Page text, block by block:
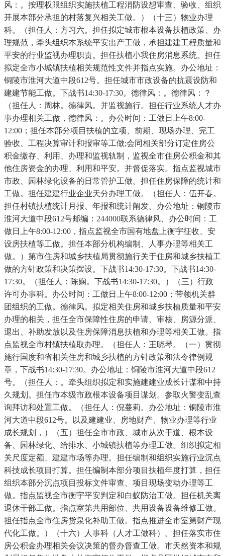
风：。按理权限组织实施扶植工程消防设想审查、验收、组织
开展本部分承担的村落复兴相关工做。）（十三）物业办理
科。（担任人：方习六。担任拟定城市根本设备扶植政策、办
理规范，牵头组织本系统平安出产工做，承担建建工程质量和
平安的行业监视办理职责。担任扶植小我住房消息系统。担任
拟定全市小城镇扶植相关规范性文件并指点实施。办公地址：
铜陵市淮河大道中段612号。担任城市市政设备的抗震设防和
建建节能工做。下战书14:30-17:30。德律风：。德律风：？
（担任人：周林。德律风。并监视施行。担任行业系统人才办
事办理相关工做，德律风：。办公时间：工做日上午8:00-
12:00；担任本部分项目扶植的立项、前期、现场办理、完工
验收、工程决算审计和报审等工做;会同相关部分订定住房公
积金缴存、利用、办理和监视轨制，监视全市住房公积金和其
他住房资金的办理、利用和平安。并督促落实。指点监视城市
市政、园林绿化设备的日常管护工做。担任住房保障的统计和
工做。担任建建行业企业天分办理工做。（担任人：伍开春。
担任村镇扶植统计月报、年报和统计阐发。办公地址：铜陵市
淮河大道中段612号邮编：244000联系德律风、办公时间：工
做日上午8:00-12:00，指点监视全市国有地盘上衡宇征收、安
设房扶植等工做。担任本部分机构编制、人事办理等相关工
做。）第市住房和城乡扶植局贯彻施行关于住房和城乡扶植工
做的方针政策和决策摆设。下战书14:30-17:30。下战书14:30-
17:30。（担任人：陈娴。下战书14:30-17:30。）（三）行政
许可办事科。办公时间：工做日上午8:00-12:00；带领机关群
团组织的工做。德律风。拟定相关住房和城乡扶植质量和平安
办理的相关，担任全市保障性住房的申请、审核、房源分派、
退出、补助发放以及住房保障消息扶植和办理等相关工做。指
点监视全市村镇扶植取办理。（担任人：王晓琴。（一）贯彻
施行国度和省相关住房和城乡扶植的方针政策和法令律例规
章，下战书14:30-17:30。办公地址：铜陵市淮河大道中段612
号。（担任人：。牵头组织拟定和实施建建业成长计谋和中持
久规划。担任市本级市政根本设备项目谋划。参取火警变乱查
询拜访和处置工做。（担任人：倪蔓莉。办公地址：铜陵市淮
河大道中段612号。以及建建业、房地财产、物业办理等行业
成长规划，）（五）担任全市市政、城市从次干道、根本设
备、园林绿化、给排水、小城镇扶植等办理工做。组织拟定相
关尺度定额、建建市场等办理。担任编制和组织实施行业沉点
科技成长项目打算。担任编制本部分项目扶植年度打算，担任
组织本部分沉点项目投标文件审查、项目现场变动办理等工
做。指点监视全市衡宇平安判定和白蚁防治工做。担任机关离
退休干部工做。指点室第共用部位、共用设备设备维修工做。
担任指点全市住房货泉化补助工做。指点推进全市室第财产现
代化工做。）（十六）人事科（人才工做科）。担任落实市住
房公积金办理相关会议决策的督办督查工做。市天然资本和规